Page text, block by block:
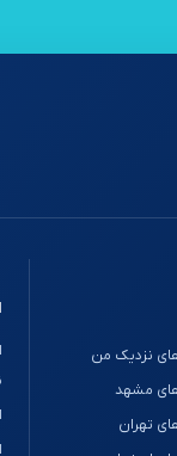
نزدیک من
مشهد
تهران